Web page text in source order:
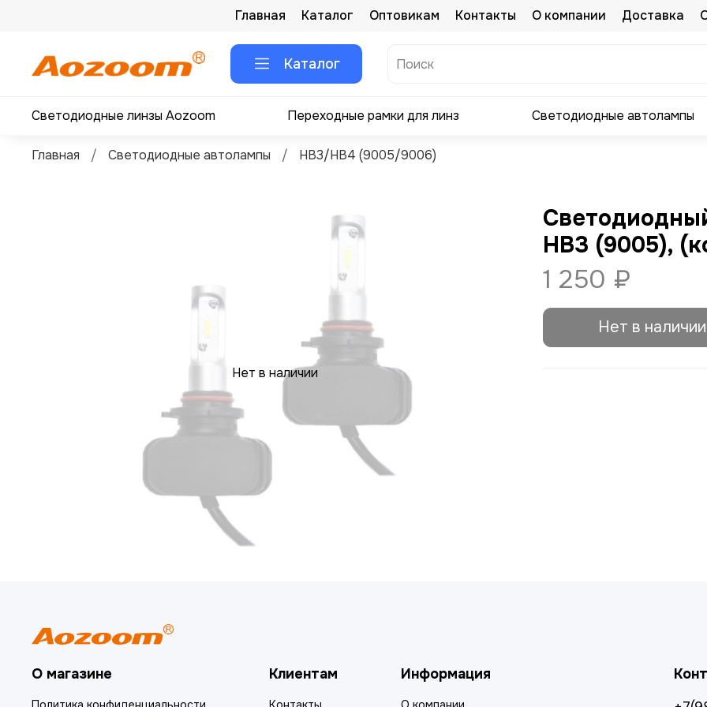
Главная Каталог Оптовикам Контакты О компании Доставка
Каталог
Светодиодные линзы Aozoom Переходные рамки для линз Светодиодные автолампы
Главная Светодиодные автолампы HB3/HB4 (9005/9006)
Нет в наличии
HB3 (9005),
1 250 ₽
Нет в наличии
О магазине Клиентам Информация